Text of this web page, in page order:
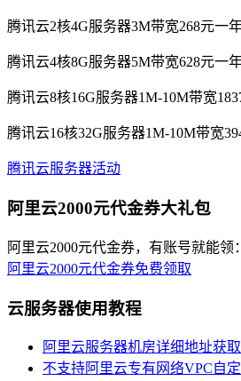
腾讯云2核4G服务器3M带宽268元一
腾讯云4核8G服务器5M带宽628元一
腾讯云8核16G服务器1M-10M带宽
腾讯云16核32G服务器1M-10M带宽
腾讯云服务器活动
阿里云2000元代金券大礼包
阿里云2000元代金券，有账号就能领：
阿里云2000元代金券免费领取
云服务器使用教程
阿里云服务器机房详细地址获取
不支持阿里云专有网络VPC自